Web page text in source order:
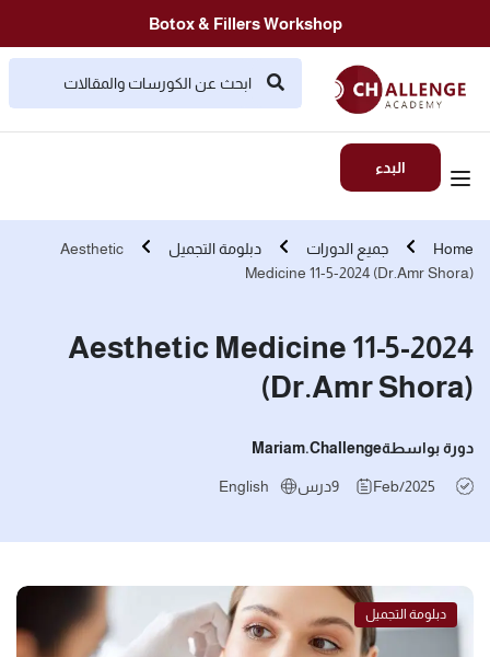
Botox & Fillers Workshop
البدء
Home جميع الدورات دبلومة التجميل
Aesthetic
Medicine 11-5-2024 (Dr.Amr Shora)
Aesthetic Medicine 11-5-2024
(Dr.Amr Shora)
دورة بواسطةMariam.challenge
Feb/2025
9درس English
دبلومة التجميل